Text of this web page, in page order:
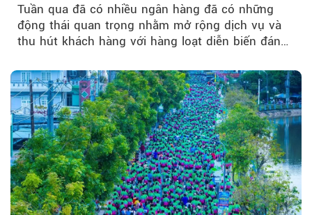
Tuần qua đã có nhiều ngân hàng đã có những
động thái quan trọng nhằm mở rộng dịch vụ và
thu hút khách hàng với hàng loạt diễn biến đáng